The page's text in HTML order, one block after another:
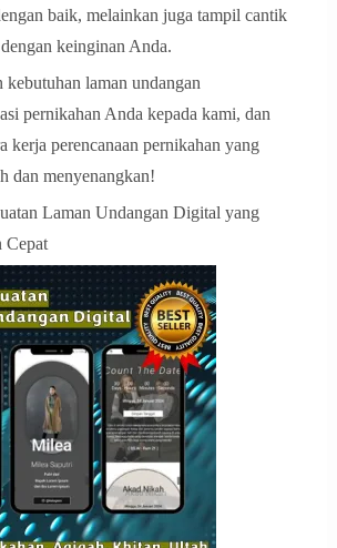
baik, melainkan juga tampil cantik
keinginan Anda.
kebutuhan laman undangan
pernikahan Anda kepada kami, dan
kerja perencanaan pernikahan yang
dan menyenangkan!
Laman Undangan Digital yang
Cepat